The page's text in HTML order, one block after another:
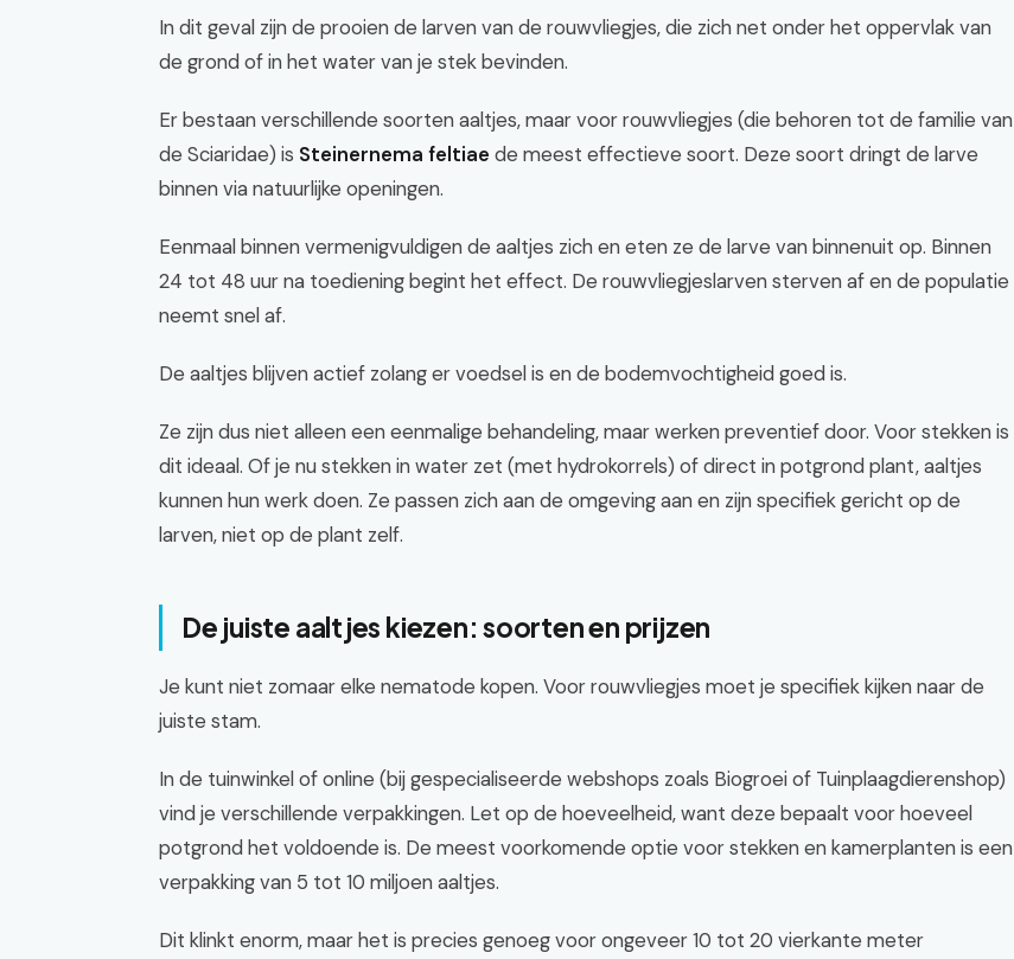
In dit geval zijn de prooien de larven van de rouwvliegjes, die zich net onder het oppervlak van
de grond of in het water van je stek bevinden.
Er bestaan verschillende soorten aaltjes, maar voor rouwvliegjes (die behoren tot de familie van
de Sciaridae) is Steinernema feltiae de meest effectieve soort. Deze soort dringt de larve
binnen via natuurlijke openingen.
Eenmaal binnen vermenigvuldigen de aaltjes zich en eten ze de larve van binnenuit op. Binnen
24 tot 48 uur na toediening begint het effect. De rouwvliegjeslarven sterven af en de populatie
neemt snel af.
De aaltjes blijven actief zolang er voedsel is en de bodemvochtigheid goed is.
Ze zijn dus niet alleen een eenmalige behandeling, maar werken preventief door. Voor stekken is
dit ideaal. Of je nu stekken in water zet (met hydrokorrels) of direct in potgrond plant, aaltjes
kunnen hun werk doen. Ze passen zich aan de omgeving aan en zijn specifiek gericht op de
larven, niet op de plant zelf.
De juiste aaltjes kiezen: soorten en prijzen
Je kunt niet zomaar elke nematode kopen. Voor rouwvliegjes moet je specifiek kijken naar de
juiste stam.
In de tuinwinkel of online (bij gespecialiseerde webshops zoals Biogroei of Tuinplaagdierenshop)
vind je verschillende verpakkingen. Let op de hoeveelheid, want deze bepaalt voor hoeveel
potgrond het voldoende is. De meest voorkomende optie voor stekken en kamerplanten is een
verpakking van 5 tot 10 miljoen aaltjes.
Dit klinkt enorm, maar het is precies genoeg voor ongeveer 10 tot 20 vierkante meter